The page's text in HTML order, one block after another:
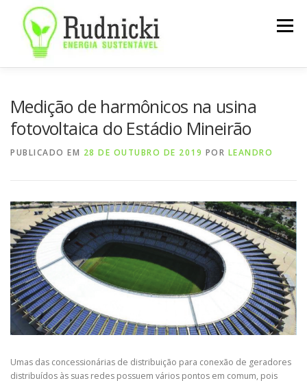
conteúdo
Menu
Medição de harmônicos na usina
fotovoltaica do Estádio Mineirão
PUBLICADO EM 28 DE OUTUBRO DE 2019 POR LEANDRO
Umas das concessionárias de distribuição para conexão de geradores
distribuídos às suas redes possuem vários pontos em comum, pois